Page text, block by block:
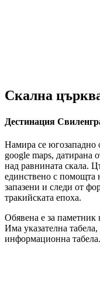
Скална
Дестинация
Намира се югозападно
google maps, датирана
над равнината скала.
единствено с помощта
запазени и следи от
тракийската епоха.
Обявена е за паметник
Има указателна
информационна табела.